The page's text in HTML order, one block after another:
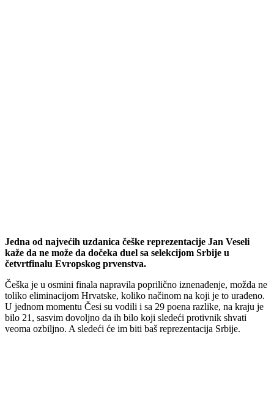
Jedna od najvećih uzdanica češke reprezentacije Jan Veseli
kaže da ne može da dočeka duel sa selekcijom Srbije u
četvrtfinalu Evropskog prvenstva.
Češka je u osmini finala napravila poprilično iznenađenje, možda ne
toliko eliminacijom Hrvatske, koliko načinom na koji je to urađeno.
U jednom momentu Česi su vodili i sa 29 poena razlike, na kraju je
bilo 21, sasvim dovoljno da ih bilo koji sledeći protivnik shvati
veoma ozbiljno. A sledeći će im biti baš reprezentacija Srbije.